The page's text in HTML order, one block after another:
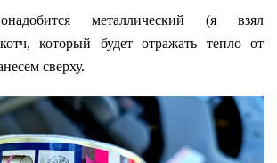
металлический (я взял
который будет отражать тепло от
сверху.